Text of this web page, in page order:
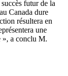
futur de la
Canada dure
résultera en
une
», a conclu M.